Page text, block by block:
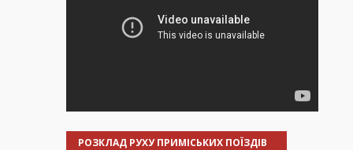
РОЗКЛАД РУХУ ПРИМІСЬКИХ ПОЇЗДІВ